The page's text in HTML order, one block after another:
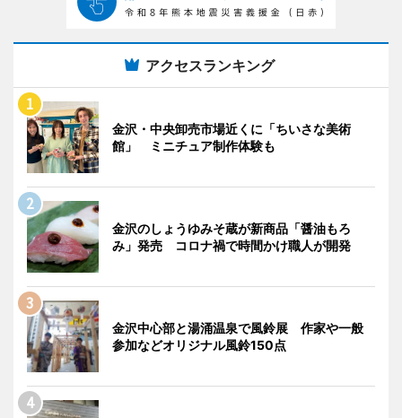
アクセスランキング
金沢・中央卸売市場近くに「ちいさな美術
館」 ミニチュア制作体験も
金沢のしょうゆみそ蔵が新商品「醤油もろ
み」発売 コロナ禍で時間かけ職人が開発
金沢中心部と湯涌温泉で風鈴展 作家や一般
参加などオリジナル風鈴150点